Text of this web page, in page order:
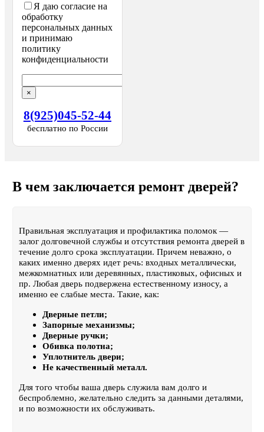
Я даю согласие на
обработку
персональных данных
и принимаю
политику
конфиденциальности
×
8(925)045-52-44
бесплатно по России
В чем заключается ремонт дверей?
Правильная эксплуатация и профилактика поломок —
залог долговечной службы и отсутствия ремонта дверей в
течение долго срока эксплуатации. Причем неважно, о
каких именно дверях идет речь: входных металлически,
межкомнатных или деревянных, пластиковых, офисных и
пр. Любая дверь подвержена естественному износу, а
именно ее слабые места. Такие, как:
Дверные петли;
Запорные механизмы;
Дверные ручки;
Обивка полотна;
Уплотнитель двери;
Не качественный металл.
Для того чтобы ваша дверь служила вам долго и
беспроблемно, желательно следить за данными деталями,
и по возможности их обслуживать.